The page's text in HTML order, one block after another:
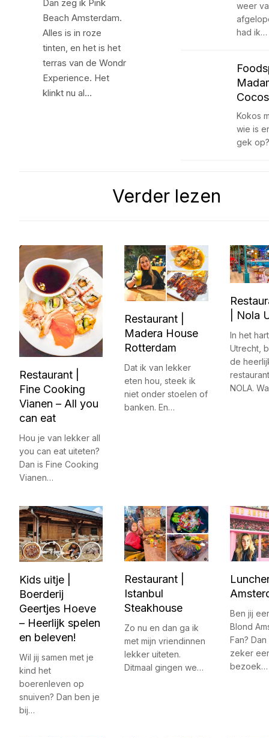
Dan zeg ik Pink
Beach Amsterdam.
Alles is in roze
tinten, en het is het
terras van de Wondr
Experience. Het
klinkt nu al…
weer
had ik…
Kokos
wie is
gek
Verder lezen
Restaurant |
Fine Cooking
Vianen – All you
can eat
Hou je van lekker all
you can eat uiteten?
Dan is Fine Cooking
Vianen…
Restaurant |
Madera House
Rotterdam
Dat ik van lekker
eten hou, steek ik
niet onder stoelen of
banken. En…
| Nola
In het
Utrecht,
de
NOLA.
Kids uitje |
Boerderij
Geertjes Hoeve
– Heerlijk spelen
en beleven!
Wil jij samen met je
kind het
boerenleven op
snuiven? Dan ben je
bij…
Restaurant |
Istanbul
Steakhouse
Zo nu en dan ga ik
met mijn vriendinnen
lekker uiteten.
Ditmaal gingen we…
Ben jij
Blond
Fan?
zeker
bezoek…